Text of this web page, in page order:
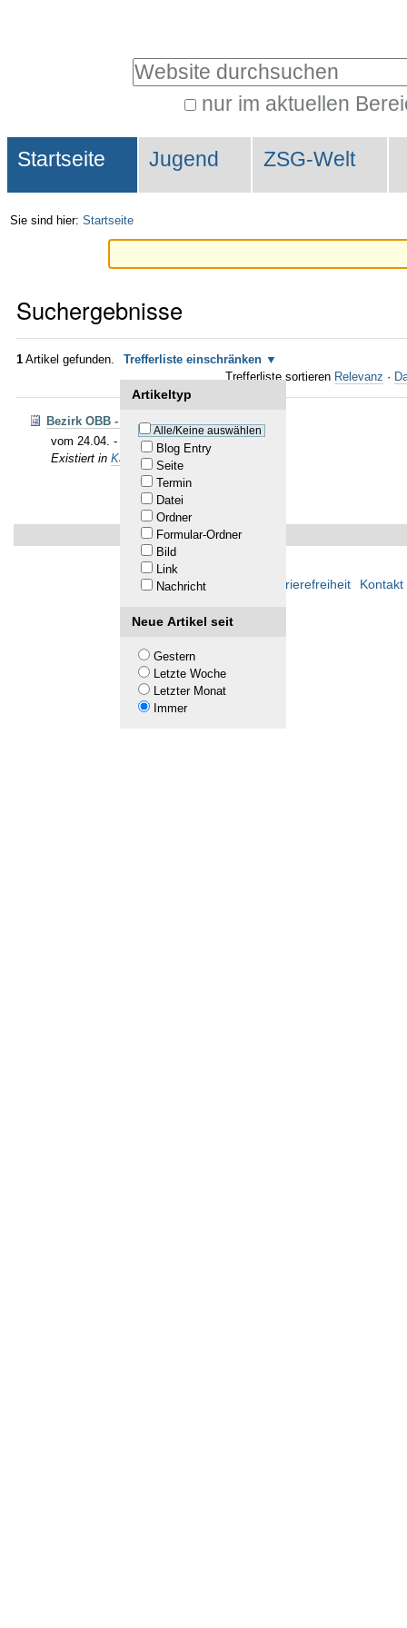
Direkt
zur
Navigation
Website durchsuchen
nur im aktuellen
Suche…
Sektionen
Startseite Jugend ZSG-Welt
Sie sind hier: Startseite
Suchergebnisse
1 Artikel gefunden. Trefferliste einschränken
Artikeltyp
Alle/Keine auswählen
Blog Entry
Seite
Termin
Datei
Ordner
Formular-Ordner
Bild
Link
Nachricht
Neue Artikel seit
Gestern
Letzte Woche
Letzter Monat
Immer
Trefferliste sortieren Relevanz ·
Bezirk OBB - Meisterschaft Allg.
vom 24.04. - 10.05.26 - Zeitplan Hochbrück
Existiert in Kalender
Übersicht Barrierefreiheit Kontakt